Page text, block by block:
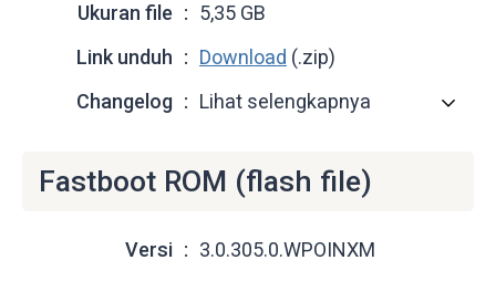
Ukuran file
5,35 GB
Link unduh
Download (.zip)
Changelog
Lihat selengkapnya
Fastboot ROM (flash file)
Versi
3.0.305.0.WPOINXM